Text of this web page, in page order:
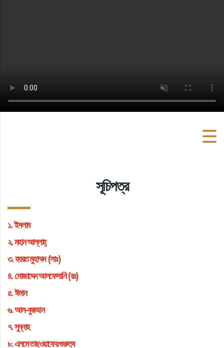
সূচিপত্র
১.ইসলাম
২.মহান আল্লাহ্
৩.হযরত মুহাম্মদ (সাঃ)
৪.মোজাদ্দেদ আলফেসানি (রঃ)
৫.ঈমান
৬.আল-কুরআন
৭.সুন্নাহ
৮.এলমে তাছওয়াফের গুরুত্ব